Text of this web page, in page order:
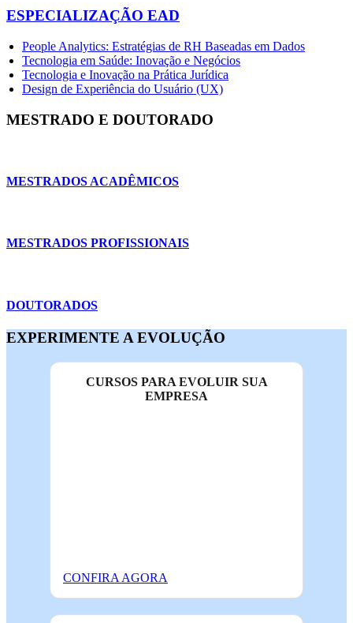
ESPECIALIZAÇÃO EAD
People Analytics: Estratégias de RH Baseadas em Dados
Tecnologia em Saúde: Inovação e Negócios
Tecnologia e Inovação na Prática Jurídica
Design de Experiência do Usuário (UX)
MESTRADO E DOUTORADO
MESTRADOS ACADÊMICOS
MESTRADOS PROFISSIONAIS
DOUTORADOS
EXPERIMENTE A EVOLUÇÃO
CURSOS PARA EVOLUIR SUA
EMPRESA
CONFIRA AGORA